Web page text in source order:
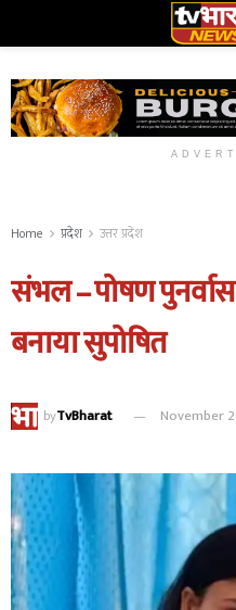
Home प्रदेश उत्तर प्रदेश
संभल – पोषण
बनाया सुपोषित
byTvBharat November